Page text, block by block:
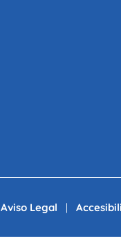
Aviso Legal |